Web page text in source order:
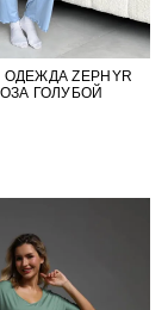
ZEPHYR
ГОЛУБОЙ